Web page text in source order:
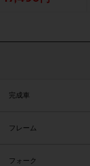
完成車
フレーム
フォーク